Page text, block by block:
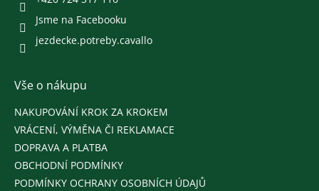
Jsme na Facebooku
jezdecke.potreby.cavallo
Vše o nákupu
NAKUPOVÁNÍ KROK ZA KROKEM
VRÁCENÍ, VÝMĚNA ČI REKLAMACE
DOPRAVA A PLATBA
OBCHODNÍ PODMÍNKY
PODMÍNKY OCHRANY OSOBNÍCH ÚDAJŮ